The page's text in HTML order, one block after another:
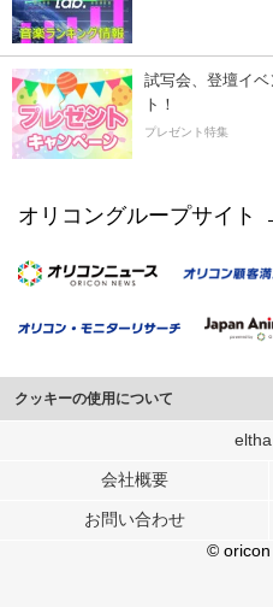
試写会、登壇イ
ト！
プレゼント特集
オリコングループサイト
クッキーの使用について
このサイトでは Cookie を使用して、
行っています。
メディアや広告配信、データ解析の各
各パートナーは、この情報とユーザー
ユーザーが各パートナーのサービスを
会社概要
お問い合わせ
© oricon